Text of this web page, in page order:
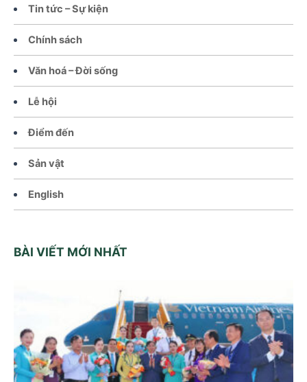
Tin tức – Sự kiện
Chính sách
Văn hoá – Đời sống
Lễ hội
Điểm đến
Sản vật
English
BÀI VIẾT MỚI NHẤT